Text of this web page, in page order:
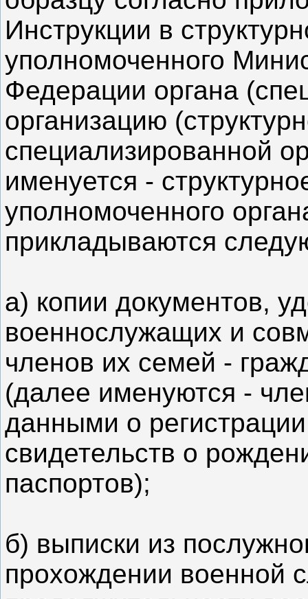
Инструкции в
уполномоченного
Федерации органа
организацию
специализированной
именуется -
уполномоченного
прикладываются
а) копии документов,
военнослужащих и
членов их семей -
(далее именуются -
данными о
свидетельств о
паспортов);
б) выписки из
прохождении военной